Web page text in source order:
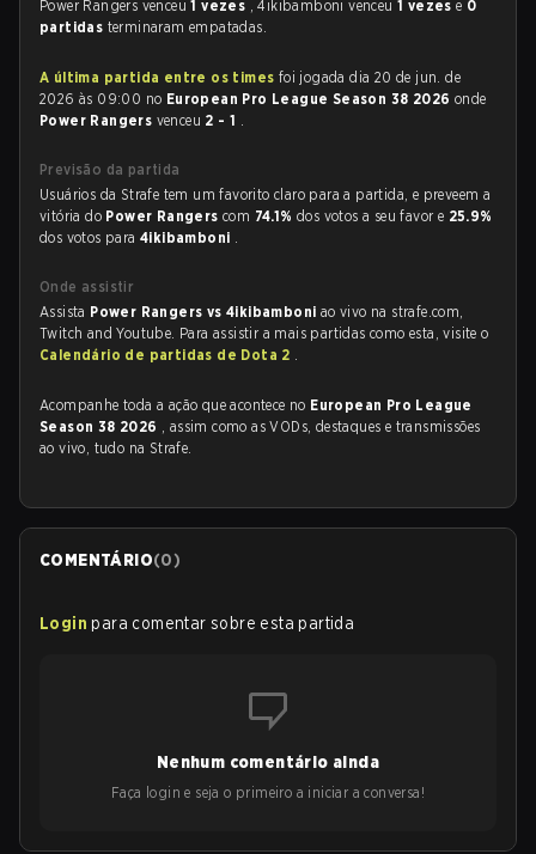
Power Rangers venceu1 vezes , 4ikibamboni venceu1 vezese 0
partidas terminaram empatadas.
A última partida entre os times foi jogada dia 20 de jun. de
2026 às 09:00 no European Pro League Season 38 2026 onde
Power Rangers venceu 2 - 1 .
Previsão da partida
Usuários da Strafe tem um favorito claro para a partida, e preveem a
vitória do Power Rangerscom 74.1%dos votos a seu favor e 25.9%
dos votos para 4ikibamboni .
Onde assistir
Assista Power Rangers vs 4ikibamboni ao vivo na strafe.com,
Twitch and Youtube. Para assistir a mais partidas como esta, visite o
Calendário de partidas de Dota 2 .
Acompanhe toda a ação que acontece no European Pro League
Season 38 2026 , assim como as VODs, destaques e transmissões
ao vivo, tudo na Strafe.
COMENTÁRIO(0)
Login para comentar sobre esta partida
Nenhum comentário ainda
Faça login e seja o primeiro a iniciar a conversa!